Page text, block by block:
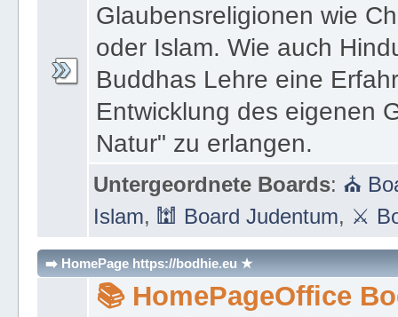
Glaubensreligionen wie
oder Islam. Wie auch
Buddhas Lehre eine
Entwicklung des eigenen
Natur" zu erlangen.
Untergeordnete Boards: ⛪
Islam, 🕍 Board Judentum, ⚔
➡️ HomePage https://bodhie.eu ★
📚 HomePageOffice